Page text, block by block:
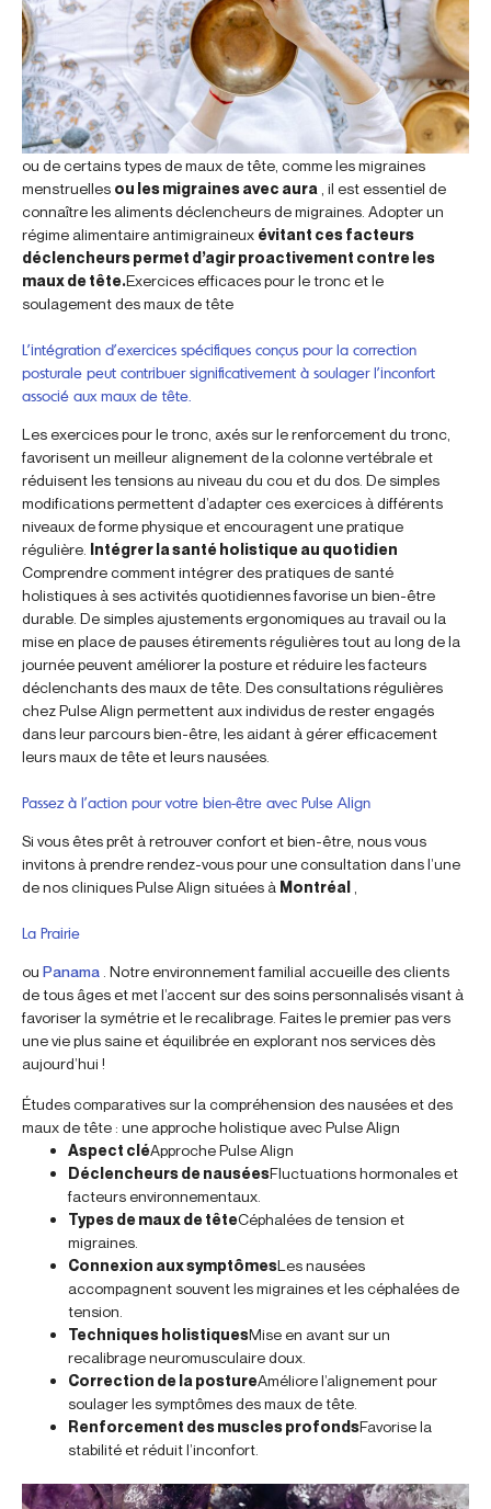
ou de certains types de maux de tête, comme les migraines
menstruelles ou les migraines avec aura , il est essentiel de
connaître les aliments déclencheurs de migraines. Adopter un
régime alimentaire antimigraineux évitant ces facteurs
déclencheurs permet d’agir proactivement contre les
maux de tête.Exercices efficaces pour le tronc et le
soulagement des maux de tête
L’intégration d’exercices spécifiques conçus pour la correction
posturale peut contribuer significativement à soulager l’inconfort
associé aux maux de tête.
Les exercices pour le tronc, axés sur le renforcement du tronc,
favorisent un meilleur alignement de la colonne vertébrale et
réduisent les tensions au niveau du cou et du dos. De simples
modifications permettent d’adapter ces exercices à différents
niveaux de forme physique et encouragent une pratique
régulière. Intégrer la santé holistique au quotidien
Comprendre comment intégrer des pratiques de santé
holistiques à ses activités quotidiennes favorise un bien-être
durable. De simples ajustements ergonomiques au travail ou la
mise en place de pauses étirements régulières tout au long de la
journée peuvent améliorer la posture et réduire les facteurs
déclenchants des maux de tête. Des consultations régulières
chez Pulse Align permettent aux individus de rester engagés
dans leur parcours bien-être, les aidant à gérer efficacement
leurs maux de tête et leurs nausées.
Passez à l’action pour votre bien-être avec Pulse Align
Si vous êtes prêt à retrouver confort et bien-être, nous vous
invitons à prendre rendez-vous pour une consultation dans l’une
de nos cliniques Pulse Align situées à Montréal
La Prairie
ou Panama . Notre environnement familial accueille des clients
de tous âges et met l’accent sur des soins personnalisés visant à
favoriser la symétrie et le recalibrage. Faites le premier pas vers
une vie plus saine et équilibrée en explorant nos services dès
aujourd’hui !
Études comparatives sur la compréhension des nausées et des
maux de tête : une approche holistique avec Pulse Align
Aspect cléApproche Pulse Align
Déclencheurs de nauséesFluctuations hormonales et
facteurs environnementaux.
Types de maux de têteCéphalées de tension et
migraines.
Connexion aux symptômesLes nausées
accompagnent souvent les migraines et les céphalées de
tension.
Techniques holistiquesMise en avant sur un
recalibrage neuromusculaire doux.
Correction de la postureAméliore l’alignement pour
soulager les symptômes des maux de tête.
Renforcement des muscles profondsFavorise la
stabilité et réduit l’inconfort.